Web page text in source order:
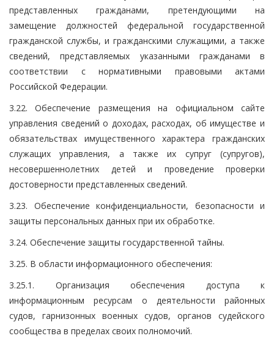
представленных гражданами, претендующими на
замещение должностей федеральной государственной
гражданской службы, и гражданскими служащими, а также
сведений, представляемых указанными гражданами в
соответствии с нормативными правовыми актами
Российской Федерации.
3.22. Обеспечение размещения на официальном сайте
управления сведений о доходах, расходах, об имуществе и
обязательствах имущественного характера гражданских
служащих управления, а также их супруг (супругов),
несовершеннолетних детей и проведение проверки
достоверности представленных сведений.
3.23. Обеспечение конфиденциальности, безопасности и
защиты персональных данных при их обработке.
3.24. Обеспечение защиты государственной тайны.
3.25. В области информационного обеспечения:
3.25.1. Организация обеспечения доступа к
информационным ресурсам о деятельности районных
судов, гарнизонных военных судов, органов судейского
сообщества в пределах своих полномочий.